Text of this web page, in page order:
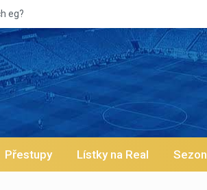
Vypískaný Vinícius! Blíží se jeho
Přestupy Lístky na Real